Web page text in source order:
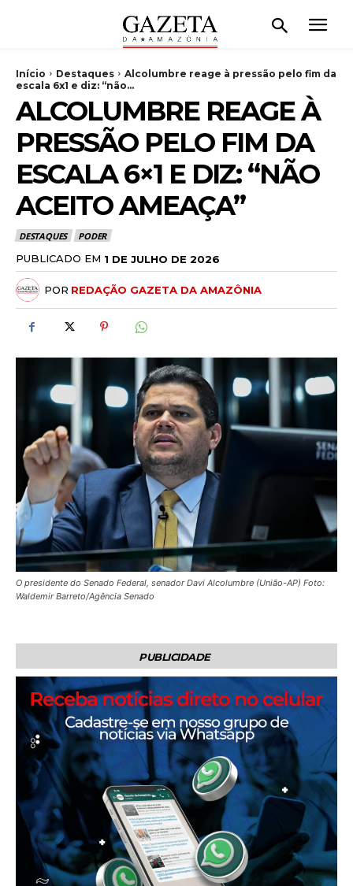
Início Destaques
Alcolumbre reage à pressão pelo fim da
escala 6x1 e diz: “não...
ALCOLUMBRE REAGE À
PRESSÃO PELO FIM DA
ESCALA 6×1 E DIZ: “NÃO
ACEITO AMEAÇA”
DESTAQUES PODER
PUBLICADO EM 1 DE JULHO DE 2026
POR REDAÇÃO GAZETA DA AMAZÔNIA
O presidente do Senado Federal, senador Davi Alcolumbre (União-AP) Foto:
Waldemir Barreto/Agência Senado
PUBLICIDADE